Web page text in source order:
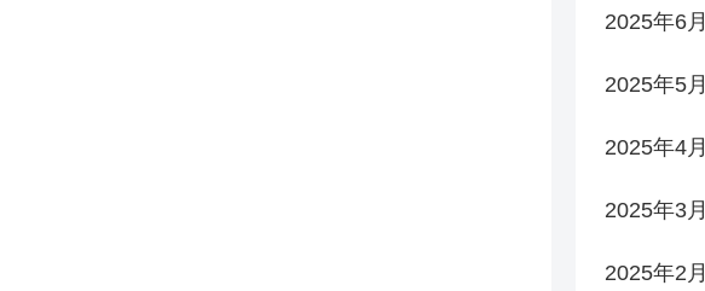
2025年6月
2025年5月
2025年4月
2025年3月
2025年2月